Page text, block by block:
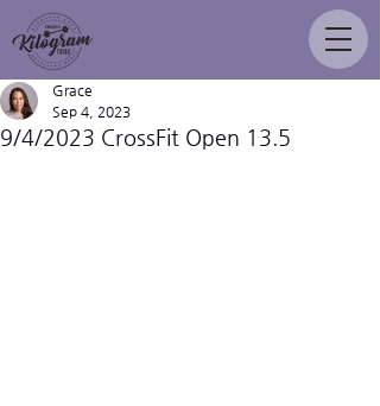
9/4/2023 CrossFit Open 13.5
Grace
Sep 4, 2023